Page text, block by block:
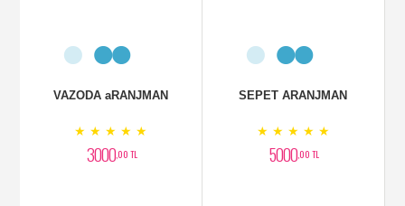
VAZODA aRANJMAN
★ ★ ★ ★ ★
3000,00 TL
SEPET ARANJMAN
★ ★ ★ ★ ★
5000,00 TL